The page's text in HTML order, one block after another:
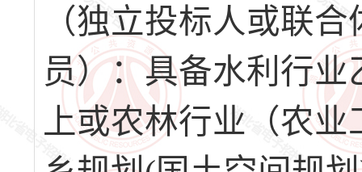
（独立投标人或联
员）：具备水利行
上或农林行业（农